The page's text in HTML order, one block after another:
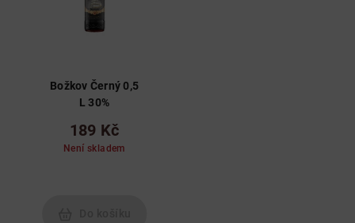
Božkov Černý 0,5
L 30%
189 Kč
Není skladem